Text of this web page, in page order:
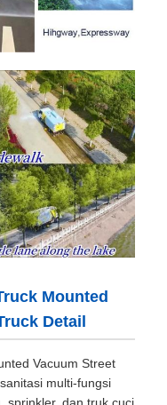
Mounted
Detail
Vacuum Street
multi-fungsi